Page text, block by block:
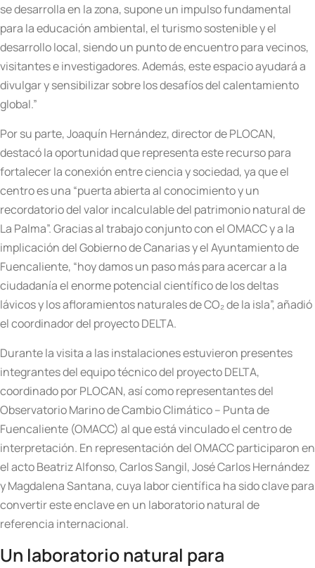
se desarrolla en la zona, supone un impulso fundamental
para la educación ambiental, el turismo sostenible y el
desarrollo local, siendo un punto de encuentro para vecinos,
visitantes e investigadores. Además, este espacio ayudará a
divulgar y sensibilizar sobre los desafíos del calentamiento
global.”
Por su parte, Joaquín Hernández, director de PLOCAN,
destacó la oportunidad que representa este recurso para
fortalecer la conexión entre ciencia y sociedad, ya que el
centro es una “puerta abierta al conocimiento y un
recordatorio del valor incalculable del patrimonio natural de
La Palma”. Gracias al trabajo conjunto con el OMACC y a la
implicación del Gobierno de Canarias y el Ayuntamiento de
Fuencaliente, “hoy damos un paso más para acercar a la
ciudadanía el enorme potencial científico de los deltas
lávicos y los afloramientos naturales de CO₂ de la isla”, añadió
el coordinador del proyecto DELTA.
Durante la visita a las instalaciones estuvieron presentes
integrantes del equipo técnico del proyecto DELTA,
coordinado por PLOCAN, así como representantes del
Observatorio Marino de Cambio Climático – Punta de
Fuencaliente (OMACC) al que está vinculado el centro de
interpretación. En representación del OMACC participaron en
el acto Beatriz Alfonso, Carlos Sangil, José Carlos Hernández
y Magdalena Santana, cuya labor científica ha sido clave para
convertir este enclave en un laboratorio natural de
referencia internacional.
Un laboratorio natural para